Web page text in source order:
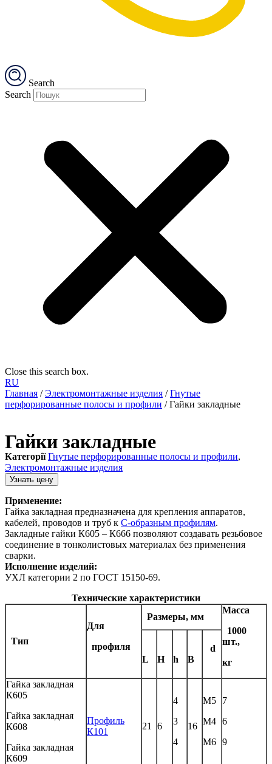
Search
Search
Close this search box.
RU
Главная /Электромонтажные изделия /Гнутые
перфорированные полосы и профили / Гайки закладные
Гайки закладные
Категорії Гнутые перфорированные полосы и профили,
Электромонтажные изделия
Узнать цену
Применение:
Гайка закладная предназначена для крепления аппаратов,
кабелей, проводов и труб к С-образным профилям.
Закладные гайки К605 – К666 позволяют создавать резьбовое
соединение в тонколистовых материалах без применения
сварки.
Исполнение изделий:
УХЛ категории 2 по ГОСТ 15150-69.
Технические характеристики
Тип
Для
профиля
Размеры, мм
Масса
1000
шт.,
кг
L Н h В
d
Гайка закладная
К605
Гайка закладная
К608
Гайка закладная
К609
Профиль
К101
21 6
4
3
4
16
М5
М4
М6
7
6
9